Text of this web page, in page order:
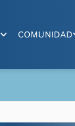
COMUNIDAD